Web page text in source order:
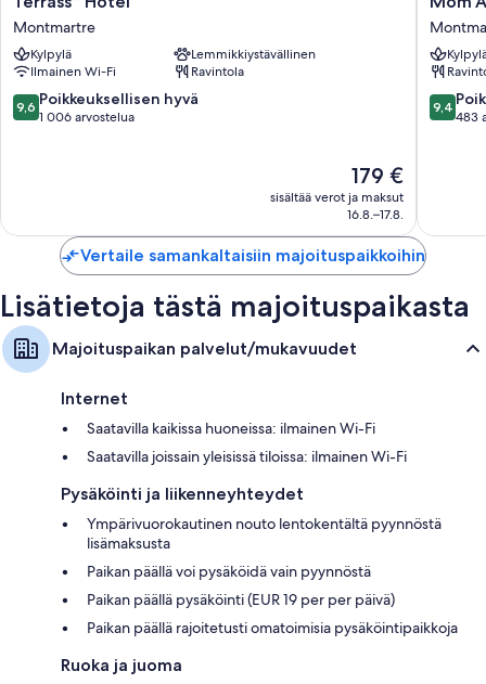
palveluihin ja mukavuuksiin kuuluvat esimerkiksi ilmastointi sekä ilmainen
Wi-Fi ja tallelokerot. Asiakasarvosteluissa arvostetaan paljon
majoituspaikan siistejä huoneita.
Muihin palveluihin/mukavuuksiin lukeutuvat:
Lämmitys ja tuulettimet
LCD-televisio, josta löytyy satelliittikanavat
Hotel
Montmartre
Montmartre
Kylpylä
Lemmikkiystävällinen
Ilmainen Wi-Fi
Ravintola
9.6
kautta
9,6 Poikkeuksellisen hyvä
1 006 arvostelua
Hinta
on
179 €
179 €
sisältää verot ja maksut
16.8.–17.8.
Hotel
9.4
kautta
9,4
483
Vertaile samankaltaisiin majoituspaikkoihin
Lisätietoja tästä majoituspaikasta
Majoituspaikan palvelut/mukavuudet
Internet
Saatavilla kaikissa huoneissa: ilmainen Wi-Fi
Saatavilla joissain yleisissä tiloissa: ilmainen Wi-Fi
Pysäköinti ja liikenneyhteydet
Ympärivuorokautinen nouto lentokentältä pyynnöstä
lisämaksusta
Paikan päällä voi pysäköidä vain pyynnöstä
Paikan päällä pysäköinti (EUR 19 per per päivä)
Paikan päällä rajoitetusti omatoimisia pysäköintipaikkoja
Ruoka ja juoma